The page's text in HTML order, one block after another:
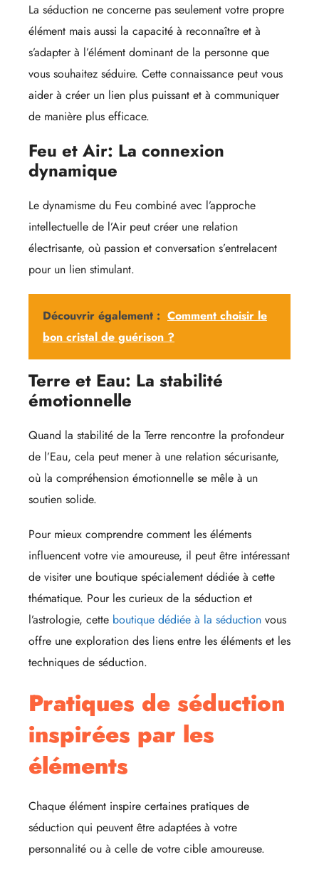
La séduction ne concerne pas seulement votre propre
élément mais aussi la capacité à reconnaître et à
s’adapter à l’élément dominant de la personne que
vous souhaitez séduire. Cette connaissance peut vous
aider à créer un lien plus puissant et à communiquer
de manière plus efficace.
Feu et Air: La connexion
dynamique
Le dynamisme du Feu combiné avec l’approche
intellectuelle de l’Air peut créer une relation
électrisante, où passion et conversation s’entrelacent
pour un lien stimulant.
Découvrir également : Comment choisir le
bon cristal de guérison ?
Terre et Eau: La stabilité
émotionnelle
Quand la stabilité de la Terre rencontre la profondeur
de l’Eau, cela peut mener à une relation sécurisante,
où la compréhension émotionnelle se mêle à un
soutien solide.
Pour mieux comprendre comment les éléments
influencent votre vie amoureuse, il peut être intéressant
de visiter une boutique spécialement dédiée à cette
thématique. Pour les curieux de la séduction et
l’astrologie, cette boutique dédiée à la séduction vous
offre une exploration des liens entre les éléments et les
techniques de séduction.
Pratiques de séduction
inspirées par les
éléments
Chaque élément inspire certaines pratiques de
séduction qui peuvent être adaptées à votre
personnalité ou à celle de votre cible amoureuse.